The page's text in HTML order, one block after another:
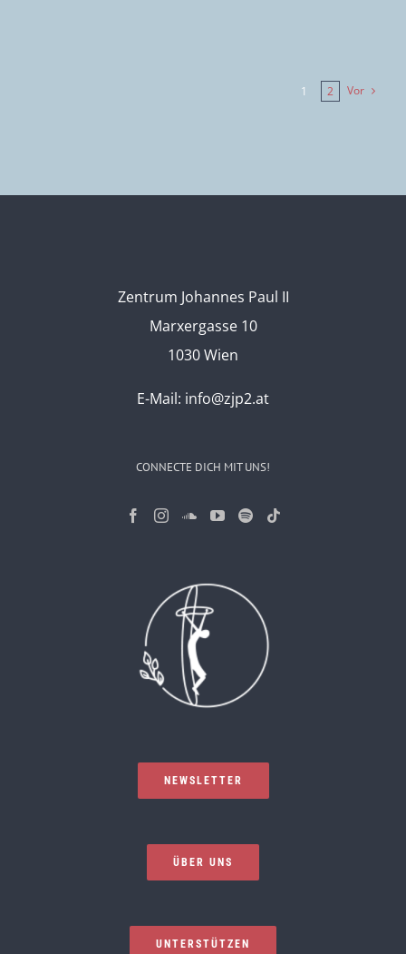
1 2 Vor
Zentrum Johannes Paul II
Marxergasse 10
1030 Wien
E-Mail: info@zjp2.at
CONNECTE DICH MIT UNS!
NEWSLETTER
ÜBER UNS
UNTERSTÜTZEN